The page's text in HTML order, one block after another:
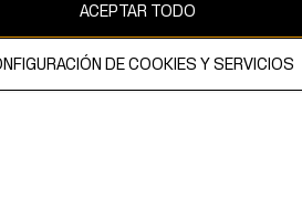
web está protegido por copyright y es
ACEPTAR TODO
DE COOKIES Y SERVICIOS